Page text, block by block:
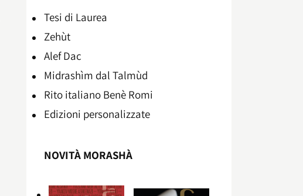
Tesi di Laurea
Zehùt
Alef Dac
Midrashìm dal Talmùd
Rito italiano Benè Romi​
Edizioni personalizzate
NOVITÀ MORASHÀ